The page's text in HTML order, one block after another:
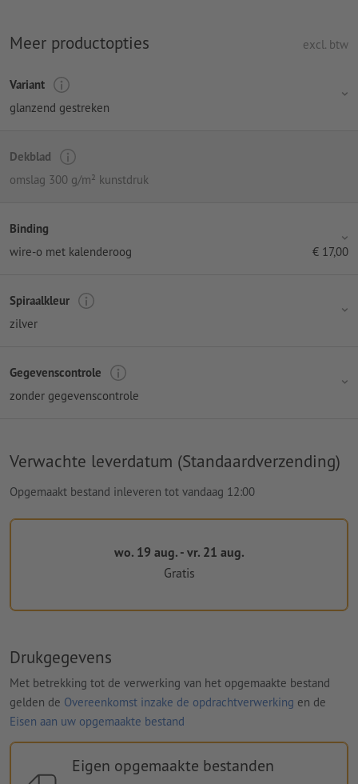
Meer productopties excl. btw
Variant
glanzend gestreken
Dekblad
omslag 300 g/m² kunstdruk
Binding
wire-o met kalenderoog
€ 17,00
Spiraalkleur
zilver
Gegevenscontrole
zonder gegevenscontrole
Verwachte leverdatum (Standaardverzending)
Opgemaakt bestand inleveren tot vandaag 12:00
wo. 19 aug. - vr. 21 aug.
Gratis
Drukgegevens
Met betrekking tot de verwerking van het opgemaakte bestand
gelden de Overeenkomst inzake de opdrachtverwerking en de
Eisen aan uw opgemaakte bestand
Eigen opgemaakte bestanden